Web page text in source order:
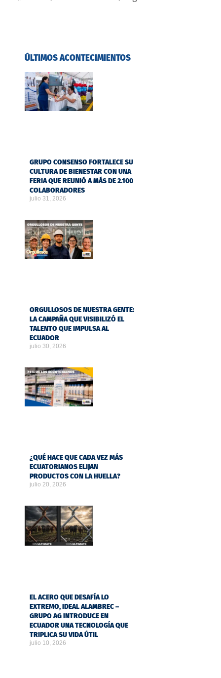
ÚLTIMOS ACONTECIMIENTOS
GRUPO CONSENSO FORTALECE SU
CULTURA DE BIENESTAR CON UNA
FERIA QUE REUNIÓ A MÁS DE 2.100
COLABORADORES
julio 31, 2026
ORGULLOSOS DE NUESTRA GENTE:
LA CAMPAÑA QUE VISIBILIZÓ EL
TALENTO QUE IMPULSA AL
ECUADOR
julio 30, 2026
¿QUÉ HACE QUE CADA VEZ MÁS
ECUATORIANOS ELIJAN
PRODUCTOS CON LA HUELLA?
julio 20, 2026
EL ACERO QUE DESAFÍA LO
EXTREMO, IDEAL ALAMBREC –
GRUPO AG INTRODUCE EN
ECUADOR UNA TECNOLOGÍA QUE
TRIPLICA SU VIDA ÚTIL
julio 10, 2026